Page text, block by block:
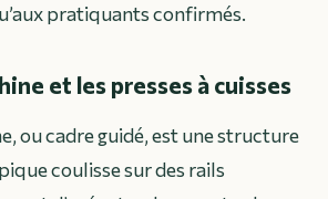
pratiquants confirmés.
et les presses à cuisses
ou cadre guidé, est une structure
coulisse sur des rails